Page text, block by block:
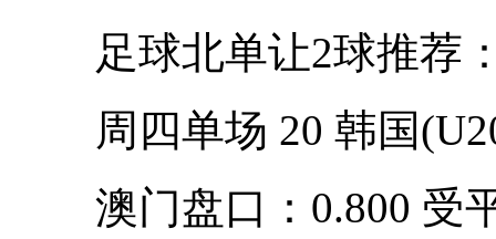
足球北单让2球推荐：
周四单场 20 韩国
澳门盘口：0.800 受